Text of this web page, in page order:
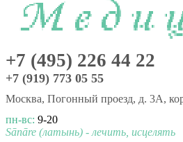
+7 (495) 226 44 22
+7 (919) 773 05 55
Москва, Погонный проезд, д. 3А,
пн-вс: 9-20
Sānāre (латынь) - лечить, исцелять